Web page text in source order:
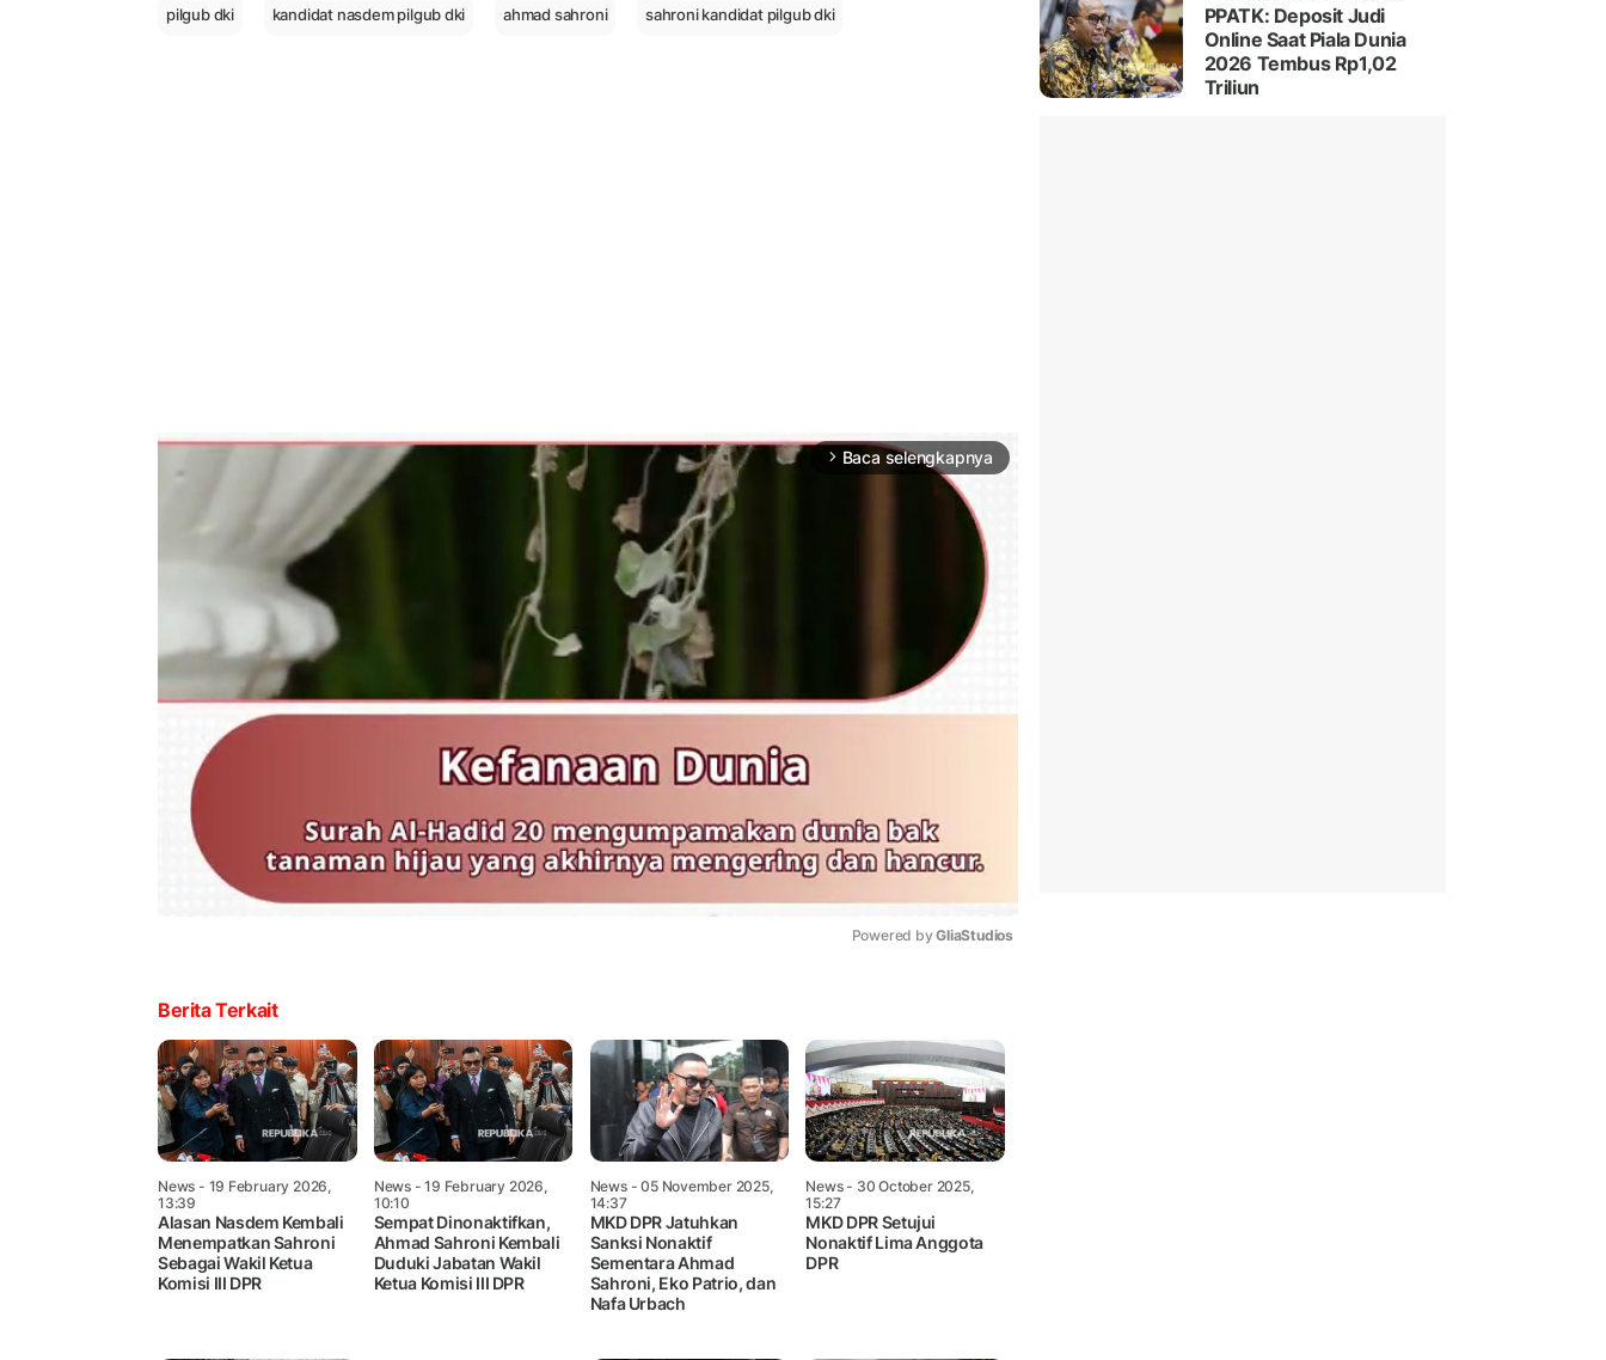
pilgub dki kandidat nasdem pilgub dki ahmad sahroni sahroni kandidat pilgub dki
arrow_forward_ios Baca selengkapnya
Powered by GliaStudios
Berita Terkait
News - 19 February 2026,
13:39
Alasan Nasdem Kembali
Menempatkan Sahroni
Sebagai Wakil Ketua
Komisi III DPR
News- 19 February 2026,
10:10
Sempat Dinonaktifkan,
Ahmad Sahroni Kembali
Duduki Jabatan Wakil
Ketua Komisi III DPR
News- 05 November 2025,
14:37
MKD DPR Jatuhkan
Sanksi Nonaktif
Sementara Ahmad
Sahroni, Eko Patrio, dan
Nafa Urbach
News- 30 October 2025,
15:27
MKD DPR Setujui
Nonaktif Lima Anggota
DPR
PPATK: Deposit Judi
Online Saat Piala Dunia
2026 Tembus Rp1,02
Triliun